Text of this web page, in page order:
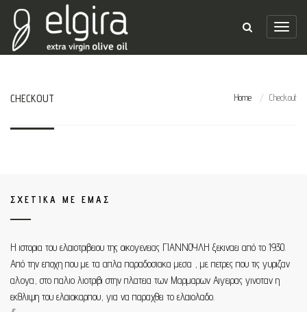
CHECKOUT Home Checkout
ΣΧΕΤΙΚΑ ΜΕ ΕΜΑΣ
Η ιστορια του ελαιοτριβειου της οικογενειας ΓΙΑΝΝΟΥΛΗ ξεκιναει από τo 1930.
Από την εποχη που με τα απλα παραδοσιακα μεσα , με πετρες που τις γυριζαν
αλογα, στο παλιο λιοτριβι στην πλατεια των Μαρμαρων Αιγειρας γινοταν η
εκθλιψη του ελαιοκαρπου, για να παραχθει το ελαιολαδο.